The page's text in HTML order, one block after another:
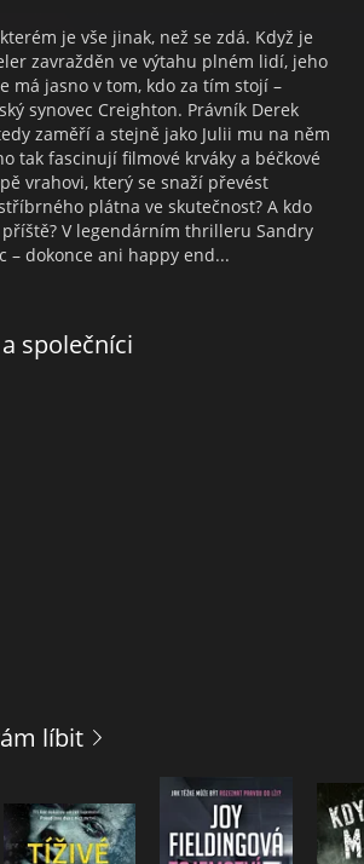
je vše jinak, než se zdá. Když je
zavražděn ve výtahu plném lidí, jeho
má jasno v tom, kdo za tím stojí –
synovec Creighton. Právník Derek
zaměří a stejně jako Julii mu na něm
tak fascinují filmové krváky a béčkové
vrahovi, který se snaží převést
plátna ve skutečnost? A kdo
V legendárním thrilleru Sandry
– dokonce ani happy end...
společníci
líbit